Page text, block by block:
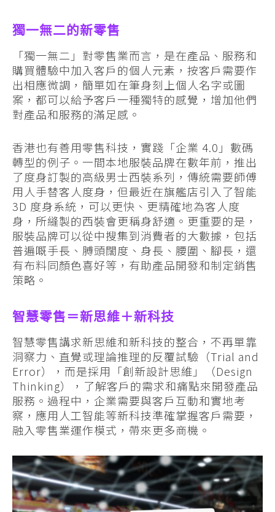
獨一無二的新零售
「獨一無二」對零售業而言，是在產品、服務和
購買體驗中加入客戶的個人元素，按客戶需要作
出相應微調，簡單如在筆身刻上個人名字或圖
案，都可以給予客戶一種獨特的感覺，增加他們
對產品和服務的滿足感。
香港也有善用零售科技，實踐「企業 4.0」數碼
轉型的例子。一間本地服裝品牌在數年前，推出
了度身訂製的高級男士西裝系列，傳統需要師傅
用人手替客人度身，但最近在旗艦店引入了智能
3D 度身系統，可以更快、更精確地為客人度
身，所縫製的西裝會更稱身舒適。更重要的是，
服裝品牌可以從中搜集到消費者的大數據，包括
普遍嘅手長、膊頭闊度、身長、腰圍、腳長，還
有布料同顏色喜好等，有助產品開發和制定銷售
策略。
智慧零售＝新思維＋新科技
智慧零售講求新思維和新科技的整合，不再單靠
洞察力、直覺或理論推理的反覆試驗（Trial and
Error），而是採用「創新設計思維」（Design
Thinking），了解客戶的需求和痛點來開發產品
服務。過程中，企業需要與客戶互動和實地考
察，應用人工智能等新科技準確掌握客戶需要，
融入零售業運作模式，帶來更多商機。